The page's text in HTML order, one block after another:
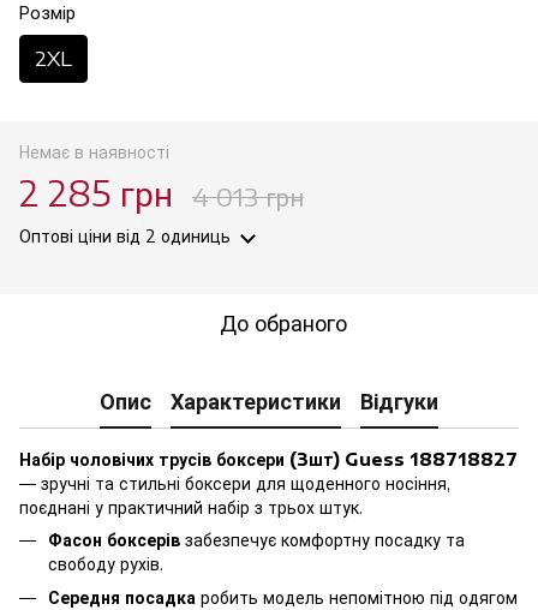
Розмір
2XL
Немає в наявності
2 285 грн 4 013 грн
Оптові ціни від 2 одиниць
До обраного
Опис Характеристики Відгуки
Набір чоловічих трусів боксери (3шт) Guess 188718827
— зручні та стильні боксери для щоденного носіння,
поєднані у практичний набір з трьох штук.
Фасон боксерів забезпечує комфортну посадку та
свободу рухів.
Середня посадка робить модель непомітною під одягом